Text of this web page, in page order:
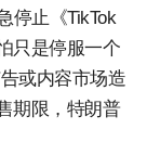
停止《TikTok
只是停服一个
或内容市场造
期限，特朗普